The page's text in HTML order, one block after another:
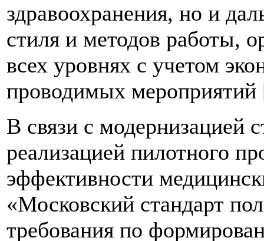
здравоохранения, но и
стиля и методов работы,
всех уровнях с учетом
проводимых
В связи с модернизацией
реализацией пилотного
эффективности
«Московский стандарт
требования по